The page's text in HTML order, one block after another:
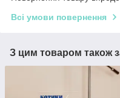
Всі умови повернення
З цим товаром також